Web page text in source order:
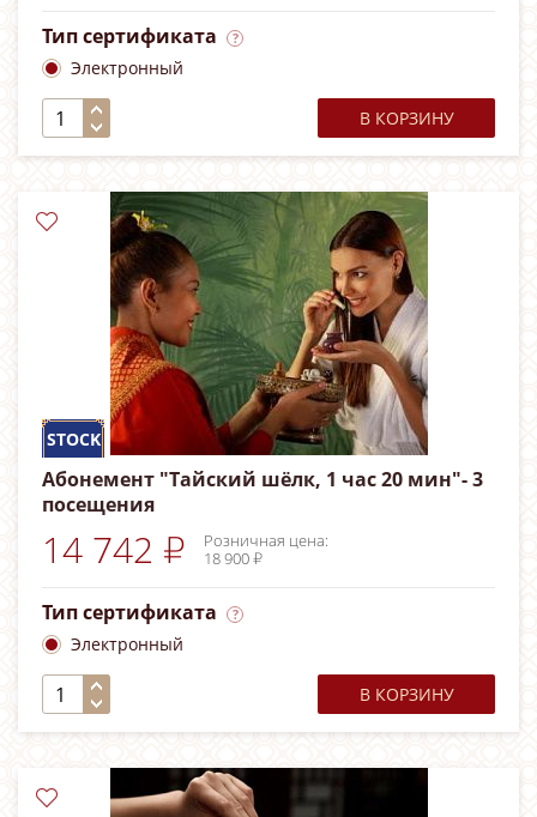
Тип сертификата
Электронный
В КОРЗИНУ
STOCK
Абонемент "Тайский шёлк, 1 час 20 мин"- 3
посещения
14 742 ₽
Розничная цена:
18 900 ₽
Тип сертификата
Электронный
В КОРЗИНУ